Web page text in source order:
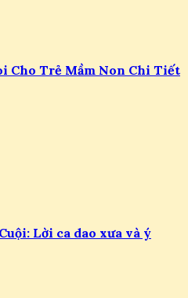
Cho Trẻ Mầm Non Chi Tiết
Lời ca dao xưa và ý